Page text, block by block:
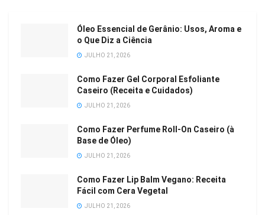
Óleo Essencial de Gerânio: Usos, Aroma e
o Que Diz a Ciência
JULHO 21, 2026
Como Fazer Gel Corporal Esfoliante
Caseiro (Receita e Cuidados)
JULHO 21, 2026
Como Fazer Perfume Roll-On Caseiro (à
Base de Óleo)
JULHO 21, 2026
Como Fazer Lip Balm Vegano: Receita
Fácil com Cera Vegetal
JULHO 21, 2026